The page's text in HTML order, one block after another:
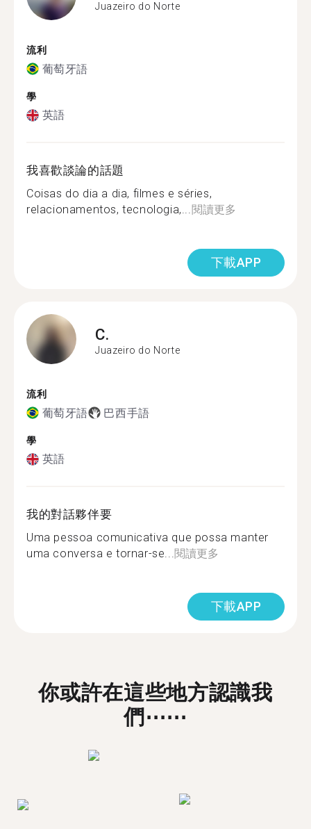
Juazeiro do Norte
流利
葡萄牙語
學
英語
我喜歡談論的話題
Coisas do dia a dia, filmes e séries,
relacionamentos, tecnologia,...閱讀更多
下載APP
C.
Juazeiro do Norte
流利
葡萄牙語 巴西手語
學
英語
我的對話夥伴要
Uma pessoa comunicativa que possa manter
uma conversa e tornar-se...閱讀更多
下載APP
你或許在這些地方認識我
們⋯⋯